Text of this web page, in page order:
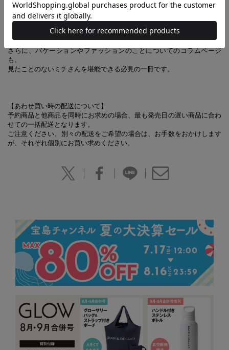
発売日の2024年3月6日に26歳のバースデーを迎えるにあたってのアニ
バーサリー企画で、ロケ地はパリ、沖縄、東京の豪華3都市。
ミチさんを象徴するファッション性の高いかっこいい姿や、弾ける笑顔
がかわいい等身大のナチュラルな姿、ドキッとするような大人っぽい表
情から貴重な水着姿まで25歳のすべてを詰め込みました。
さらに、バケーションやファッションのことについてのコラムページ
も。
見たことのないミチさんを堪能できる必見の一冊です。
【あわせ買い時の配送について】
予約商品と他商品を同時にお求めの場合、最も発売日の遅い商品に合わ
せての一括配送となります。
ご注意ください。別々の配送をご希望の場合は、お手数をおかけします
が、それぞれ個別にお買い求めください。